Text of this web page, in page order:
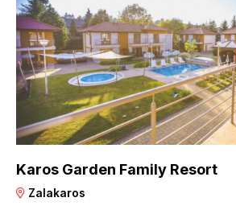
Karos Garden Family Resort
Zalakaros